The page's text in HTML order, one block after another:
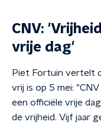
CNV:
vrije dag'
Piet Fortuin vertelt
vrij is op 5 mei:
een officiële vrije
de vrijheid. Vijf jaar